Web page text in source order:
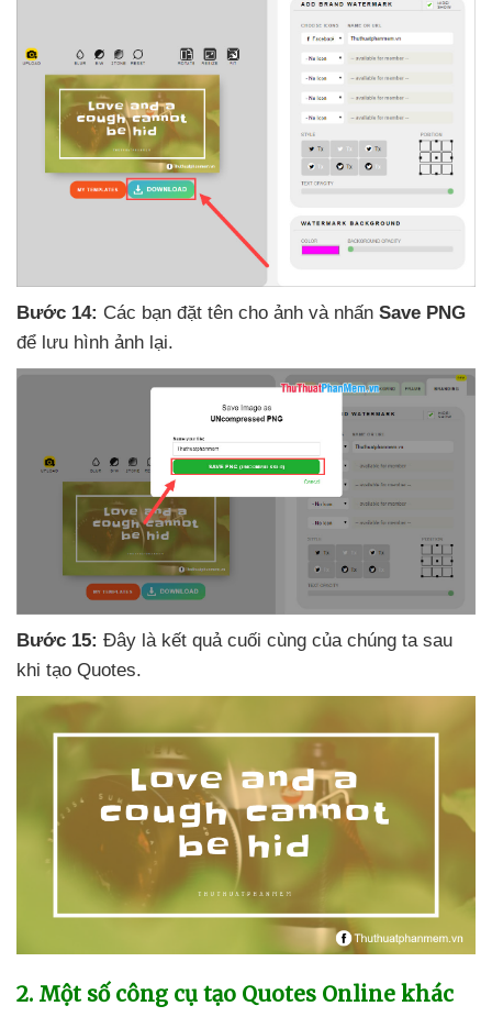
Bước 14: Các bạn đặt tên cho ảnh và nhấn Save PNG
để lưu hình ảnh lại.
Bước 15: Đây là kết quả cuối cùng của chúng ta sau
khi tạo Quotes.
2. Một số công cụ tạo Quotes Online khác